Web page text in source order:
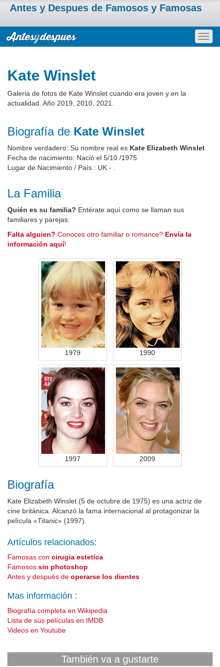
Antes y Despues de Famosos y Famosas
Kate Winslet
Galeria de fotos de Kate Winslet cuando era joven y en la
actualidad. Año 2019, 2010, 2021.
Biografía de Kate Winslet
Nombre verdadero: Su nombre real es Kate Elizabeth Winslet
Fecha de nacimiento: Nació el 5/10 /1975
Lugar de Nacimiento / País : UK - .
La Familia
Quién es su familia? Entérate aquí como se llaman sus
familiares y parejas:
Falta alguien? Conoces otro familiar o romance? Envía la
información aquí!
1979 1990
1997 2009
Biografía
Kate Elizabeth Winslet (5 de octubre de 1975) es una actriz de
cine británica. Alcanzó la fama internacional al protagonizar la
película «Titanic» (1997).
Artículos relacionados:
Famosas con cirugia estetica
Famosos sin photoshop
Antes y después de operarse los dientes
Mas información :
Biografía completa en Wikipedia
Lista de sus películas en IMDB
Videos en Youtube
También va a gustarte